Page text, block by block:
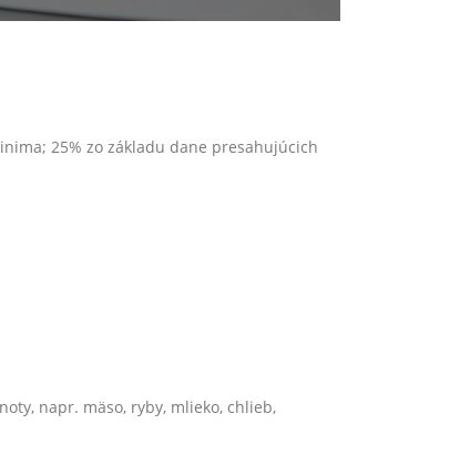
25% zo základu dane presahujúcich
napr. mäso, ryby, mlieko, chlieb,